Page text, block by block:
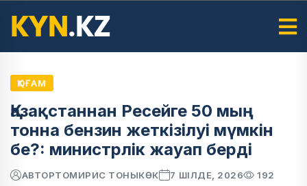
ҚОҒАМ
Қазақстаннан Ресейге 50 мың
тонна бензин жеткізілуі мүмкін
бе?: министрлік жауап берді
АВТОРТОМИРИС ТОНЫКӨК 7 ШІЛДЕ, 2026 192